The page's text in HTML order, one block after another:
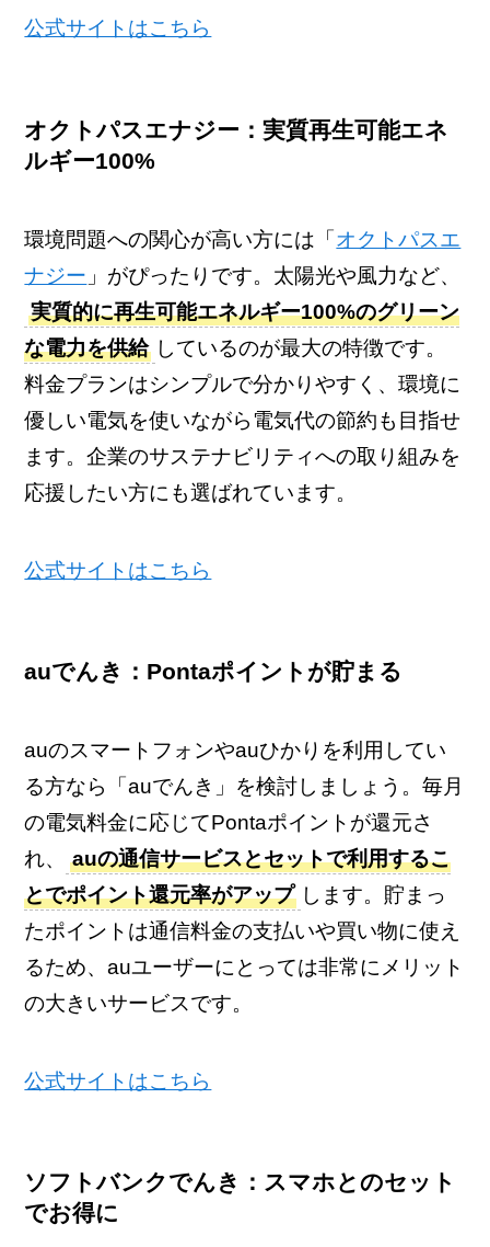
公式サイトはこちら
オクトパスエナジー：実質再生可能エネ
ルギー100%
環境問題への関心が高い方には「 オクトパスエ
ナジー 」がぴったりです。太陽光や風力など、
実質的に再生可能エネルギー100%のグリーン
な電力を供給 しているのが最大の特徴です。
料金プランはシンプルで分かりやすく、環境に
優しい電気を使いながら電気代の節約も目指せ
ます。企業のサステナビリティへの取り組みを
応援したい方にも選ばれています。
公式サイトはこちら
auでんき：Pontaポイントが貯まる
auのスマートフォンやauひかりを利用してい
る方なら「auでんき」を検討しましょう。毎月
の電気料金に応じてPontaポイントが還元さ
れ、
auの通信サービスとセットで利用するこ
とでポイント還元率がアップ します。貯まっ
たポイントは通信料金の支払いや買い物に使え
るため、auユーザーにとっては非常にメリット
の大きいサービスです。
公式サイトはこちら
ソフトバンクでんき：スマホとのセット
でお得に